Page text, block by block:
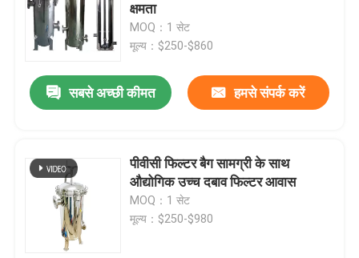
उत्पादों
क्षमता
MOQ：1 सेट
मूल्य：$250-$860
सबसे अच्छी कीमत हमसे संपर्क करें
पीवीसी फिल्टर बैग सामग्री के साथ
औद्योगिक उच्च दबाव फिल्टर आवास
MOQ：1 सेट
मूल्य：$250-$980